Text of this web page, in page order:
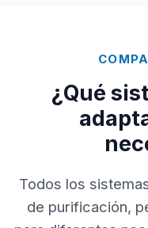
¿Qué
Todos los
de purificación,